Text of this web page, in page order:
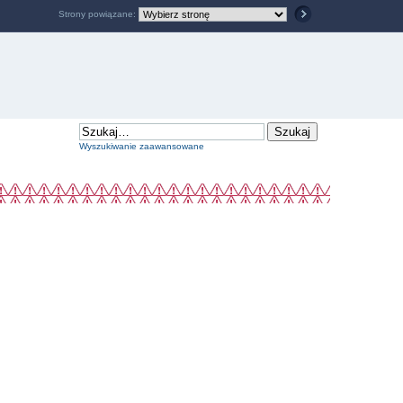
Wyszukiwanie zaawansowane
Strony powiązane: